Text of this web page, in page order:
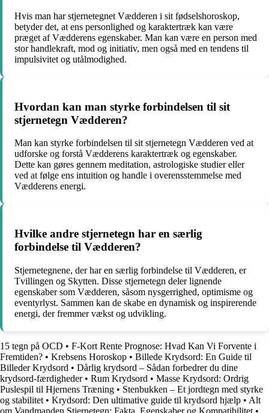
Hvis man har stjernetegnet Vædderen i sit fødselshoroskop,
betyder det, at ens personlighed og karaktertræk kan være
præget af Vædderens egenskaber. Man kan være en person med
stor handlekraft, mod og initiativ, men også med en tendens til
impulsivitet og utålmodighed.
Hvordan kan man styrke forbindelsen til sit
stjernetegn Vædderen?
Man kan styrke forbindelsen til sit stjernetegn Vædderen ved at
udforske og forstå Vædderens karaktertræk og egenskaber.
Dette kan gøres gennem meditation, astrologiske studier eller
ved at følge ens intuition og handle i overensstemmelse med
Vædderens energi.
Hvilke andre stjernetegn har en særlig
forbindelse til Vædderen?
Stjernetegnene, der har en særlig forbindelse til Vædderen, er
Tvillingen og Skytten. Disse stjernetegn deler lignende
egenskaber som Vædderen, såsom nysgerrighed, optimisme og
eventyrlyst. Sammen kan de skabe en dynamisk og inspirerende
energi, der fremmer vækst og udvikling.
15 tegn på OCD • F-Kort Rente Prognose: Hvad Kan Vi Forvente i
Fremtiden? • Krebsens Horoskop • Billede Krydsord: En Guide til
Billeder Krydsord • Dårlig krydsord – Sådan forbedrer du dine
krydsord-færdigheder• Rum Krydsord • Masse Krydsord: Ordrig
Puslespil til Hjernens Træning • Stenbukken – Et jordtegn med styrke
og stabilitet • Krydsord: Den ultimative guide til krydsord hjælp • Alt
om Vandmanden Stjernetegn: Fakta, Egenskaber og Kompatibilitet •